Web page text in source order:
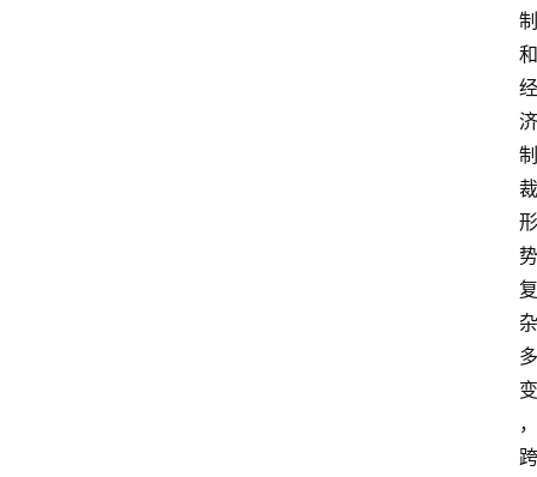
制
和
经
济
制
裁
形
势
复
杂
多
变
，
跨